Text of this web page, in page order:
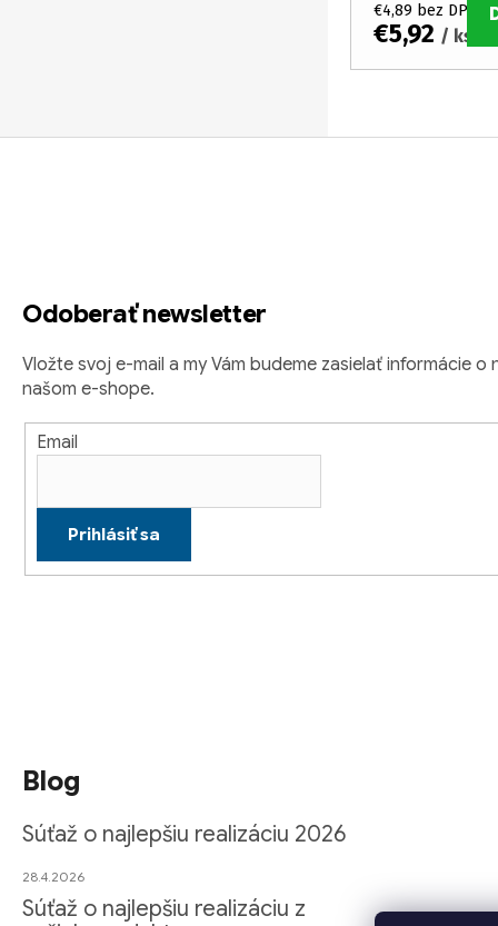
€4,89 bez DPH
€5,92 / ks
v
e
p
p
Odoberať newsletter
Vložte svoj e-mail a my Vám budeme zasielať informácie
našom e-shope.
Email
Prihlásiť sa
Blog
Súťaž o najlepšiu realizáciu 2026
28.4.2026
Súťaž o najlepšiu realizáciu z